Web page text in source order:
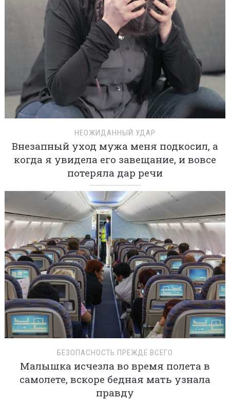
НЕОЖИДАННЫЙ УДАР
Внезапный уход мужа меня подкосил, а
когда я увидела его завещание, и вовсе
потеряла дар речи
БЕЗОПАСНОСТЬ ПРЕЖДЕ ВСЕГО
Малышка исчезла во время полета в
самолете, вскоре бедная мать узнала
правду